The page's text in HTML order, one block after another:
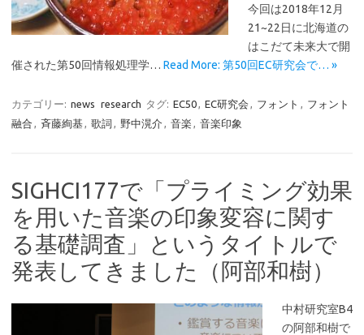
今回は2018年12月
21~22日に北海道の
はこだて未来大で開
催された第50回情報処理学… Read More: 第50回EC研究会で… »
カテゴリー: news research タグ: EC50, EC研究会 , フォント , フォント
融合, 斉藤絢基, 歌詞 , 野中滉介, 音楽 , 音楽印象
SIGHCI177で「プライミング効果
を用いた音楽の印象変容に関す
る基礎調査」というタイトルで
発表してきました（阿部和樹）
中村研究室B4
の阿部和樹で